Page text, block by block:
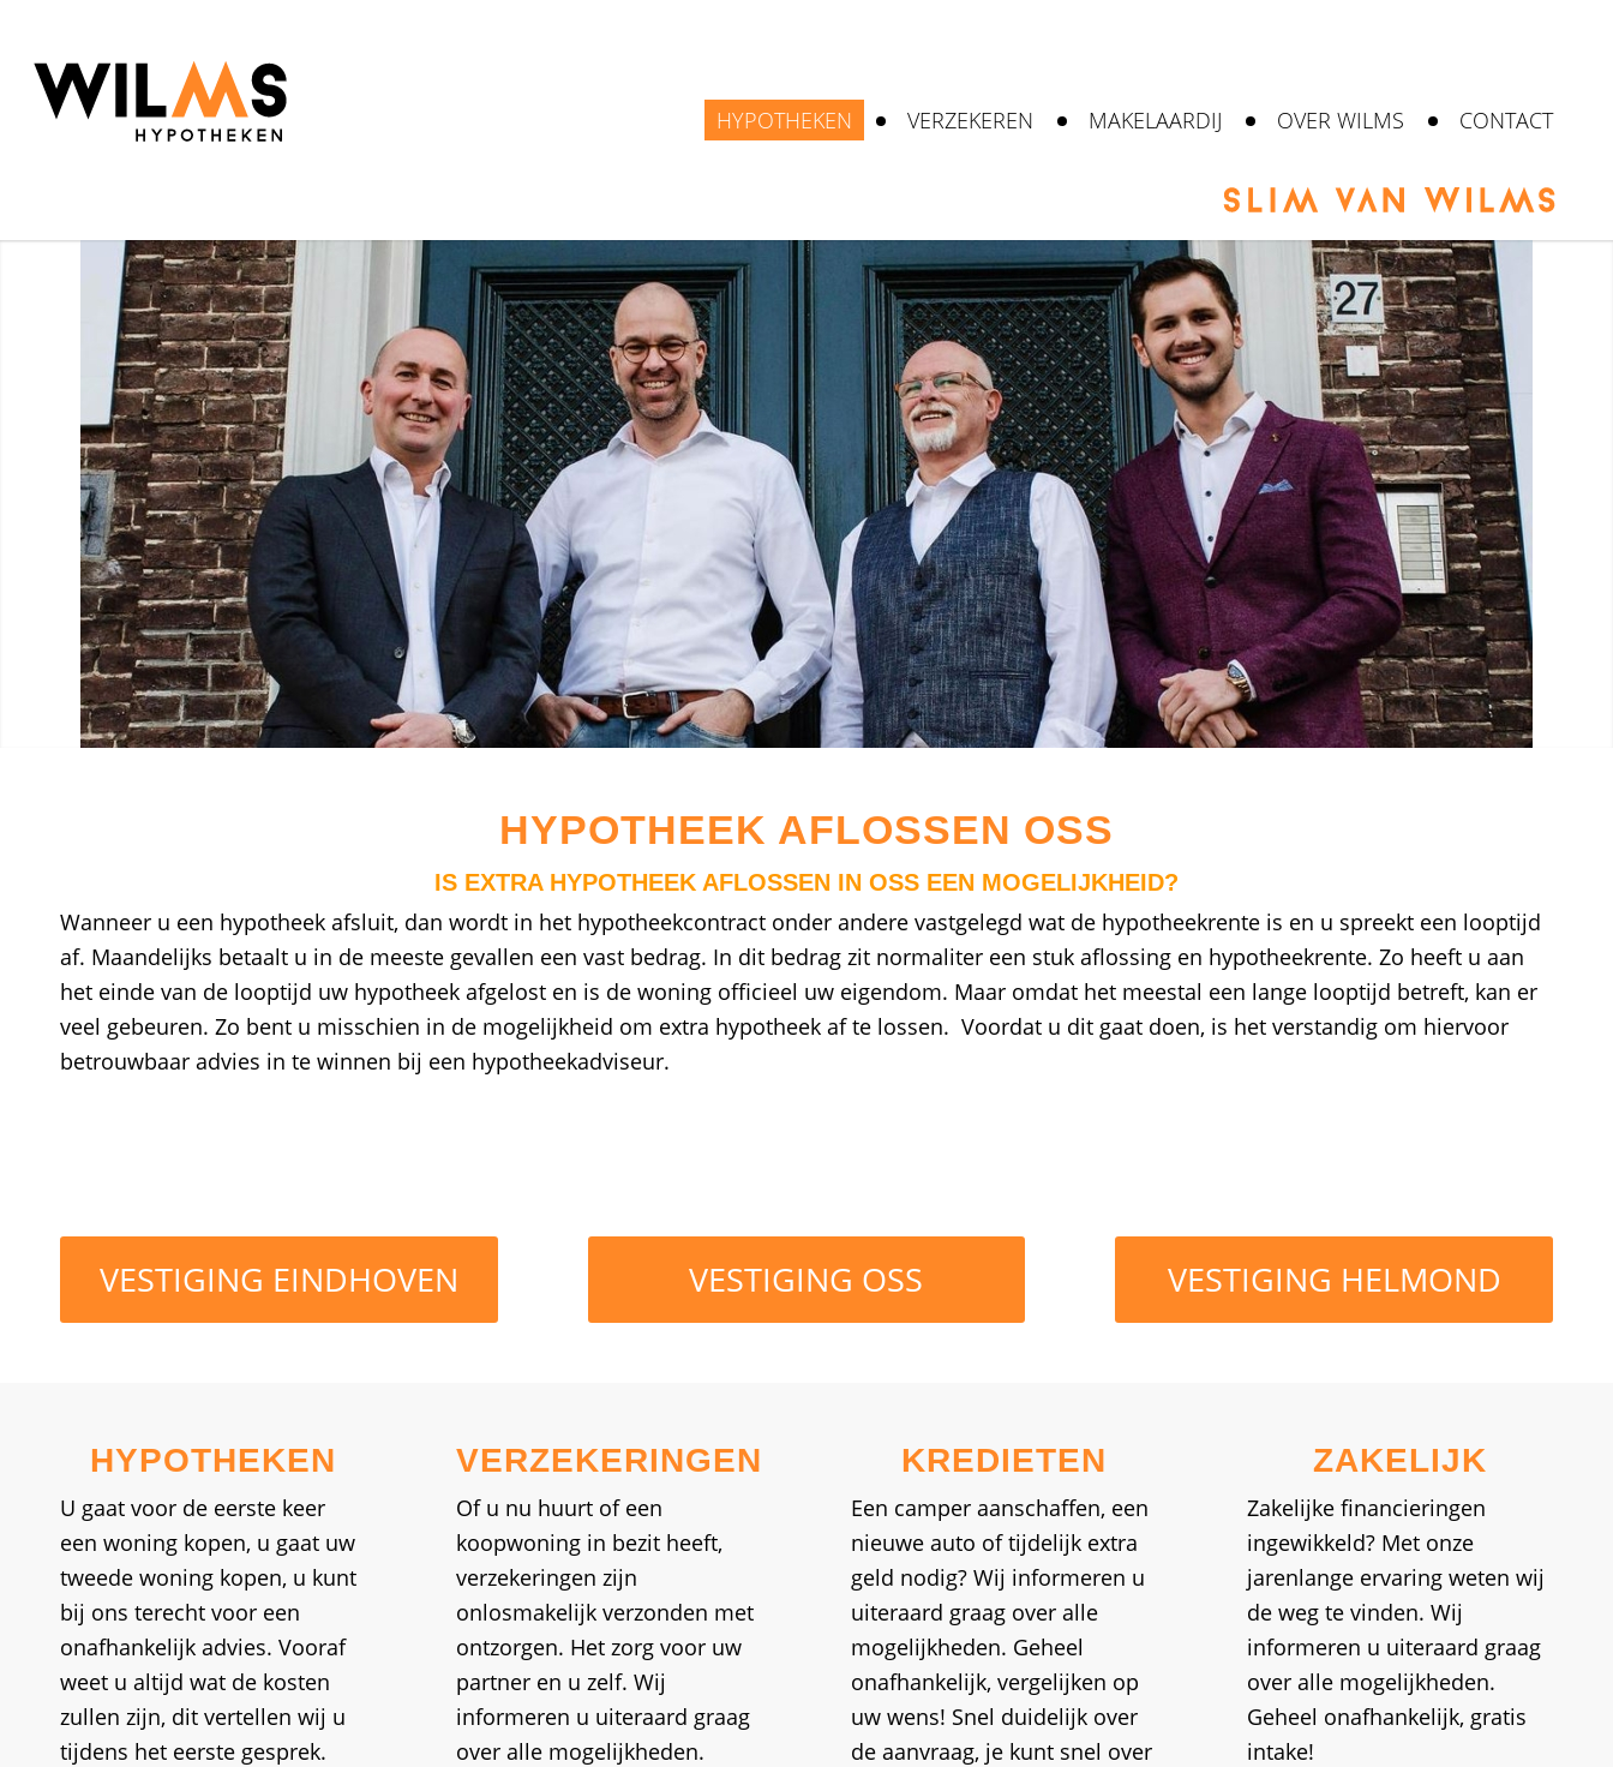
HYPOTHEKEN VERZEKEREN MAKELAARDIJ OVER WILMS CONTACT
HYPOTHEEK AFLOSSEN OSS
IS EXTRA HYPOTHEEK AFLOSSEN IN OSS EEN MOGELIJKHEID?
Wanneer u een hypotheek afsluit, dan wordt in het hypotheekcontract onder andere vastgelegd wat de hypotheekrente is en u spreekt een looptijd
af. Maandelijks betaalt u in de meeste gevallen een vast bedrag. In dit bedrag zit normaliter een stuk aflossing en hypotheekrente. Zo heeft u aan
het einde van de looptijd uw hypotheek afgelost en is de woning officieel uw eigendom. Maar omdat het meestal een lange looptijd betreft, kan er
veel gebeuren. Zo bent u misschien in de mogelijkheid om extra hypotheek af te lossen. Voordat u dit gaat doen, is het verstandig om hiervoor
betrouwbaar advies in te winnen bij een hypotheekadviseur.
VESTIGING EINDHOVEN VESTIGING OSS VESTIGING HELMOND
HYPOTHEKEN
U gaat voor de eerste keer
een woning kopen, u gaat uw
tweede woning kopen, u kunt
bij ons terecht voor een
onafhankelijk advies. Vooraf
weet u altijd wat de kosten
zullen zijn, dit vertellen wij u
tijdens het eerste gesprek.
VERZEKERINGEN
Of u nu huurt of een
koopwoning in bezit heeft,
verzekeringen zijn
onlosmakelijk verzonden met
ontzorgen. Het zorg voor uw
partner en u zelf. Wij
informeren u uiteraard graag
over alle mogelijkheden.
KREDIETEN
Een camper aanschaffen, een
nieuwe auto of tijdelijk extra
geld nodig? Wij informeren u
uiteraard graag over alle
mogelijkheden. Geheel
onafhankelijk, vergelijken op
uw wens! Snel duidelijk over
de aanvraag, je kunt snel over
ZAKELIJK
Zakelijke financieringen
ingewikkeld? Met onze
jarenlange ervaring weten wij
de weg te vinden. Wij
informeren u uiteraard graag
over alle mogelijkheden.
Geheel onafhankelijk, gratis
intake!